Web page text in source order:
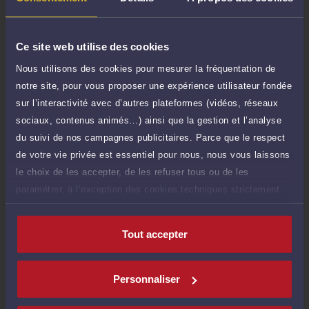
Ce site web utilise des cookies
Nous utilisons des cookies pour mesurer la fréquentation de
notre site, pour vous proposer une expérience utilisateur fondée
sur l’interactivité avec d’autres plateformes (vidéos, réseaux
sociaux, contenus animés…) ainsi que la gestion et l’analyse
du suivi de nos campagnes publicitaires. Parce que le respect
de votre vie privée est essentiel pour nous, nous vous laissons
le choix de les accepter, de les refuser tous ou de les
paramétrer, à l’exception des cookies techniques strictement
nécessaires au fonctionnement du site.
Tout accepter
Personnaliser
Question simple
Réponse concise à votre question (moins
de 1.000 caractères)
100 €
TTC
Poser une question
Compétences
Droit de la propriété intellectuelle
Droit commercial, des affaires et de la concurrence